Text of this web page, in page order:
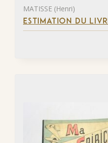
MATISSE (Henri)
ESTIMATION DU